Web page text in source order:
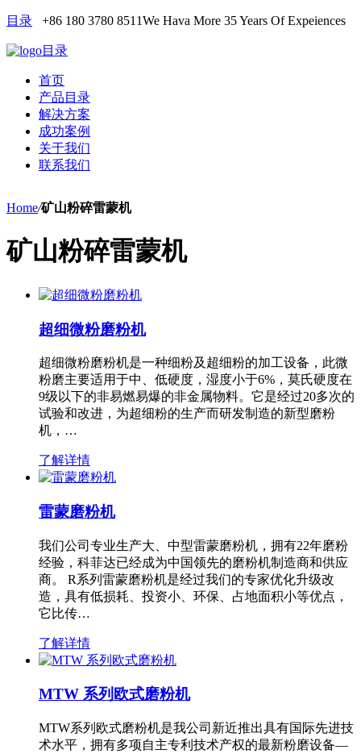
目录 +86 180 3780 8511We Hava More 35 Years Of Expeiences
目录
首页
产品目录
解决方案
成功案例
关于我们
联系我们
Home/矿山粉碎雷蒙机
矿山粉碎雷蒙机
超细微粉磨粉机
超细微粉磨粉机是一种细粉及超细粉的加工设备，此微
粉磨主要适用于中、低硬度，湿度小于6%，莫氏硬度在
9级以下的非易燃易爆的非金属物料。它是经过20多次的
试验和改进，为超细粉的生产而研发制造的新型磨粉
机，…
了解详情
雷蒙磨粉机
我们公司专业生产大、中型雷蒙磨粉机，拥有22年磨粉
经验，科菲达已经成为中国领先的磨粉机制造商和供应
商。 R系列雷蒙磨粉机是经过我们的专家优化升级改
造，具有低损耗、投资小、环保、占地面积小等优点，
它比传…
了解详情
MTW 系列欧式磨粉机
MTW系列欧式磨粉机是我公司新近推出具有国际先进技
术水平，拥有多项自主专利技术产权的最新粉磨设备—